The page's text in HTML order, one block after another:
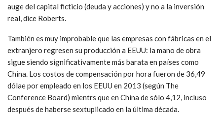
auge del capital ficticio (deuda y acciones) y no a la inversión
real, dice Roberts.
También es muy improbable que las empresas con fábricas en el
extranjero regresen su producción a EEUU: la mano de obra
sigue siendo significativamente más barata en países como
China. Los costos de compensación por hora fueron de 36,49
dólae por empleado en los EEUU en 2013 (según The
Conference Board) mientrs que en China de sólo 4,12, incluso
después de haberse sextuplicado en la última década.